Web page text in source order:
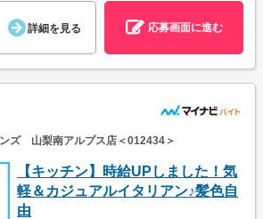
詳細を見る 応募画面に進む
ズ 山梨南アルプス店＜012434＞
【キッチン】時給UPしました！気
軽＆カジュアルイタリアン♪髪色自
由